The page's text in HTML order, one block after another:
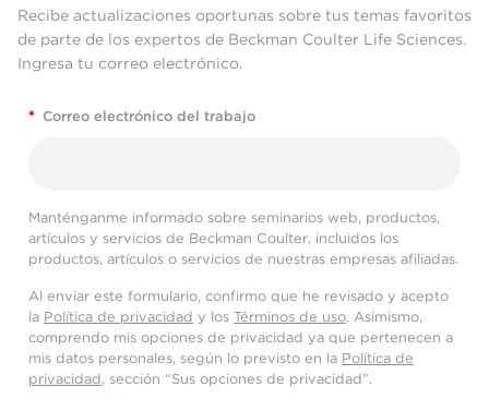
Recibe actualizaciones oportunas sobre tus temas favoritos
de parte de los expertos de Beckman Coulter Life Sciences.
Ingresa tu correo electrónico.
* Correo electrónico del trabajo
Manténganme informado sobre seminarios web, productos,
artículos y servicios de Beckman Coulter, incluidos los
productos, artículos o servicios de nuestras empresas afiliadas.
Al enviar este formulario, confirmo que he revisado y acepto
la Política de privacidad y los Términos de uso. Asimismo,
comprendo mis opciones de privacidad ya que pertenecen a
mis datos personales, según lo previsto en la Política de
privacidad, sección “Sus opciones de privacidad”.